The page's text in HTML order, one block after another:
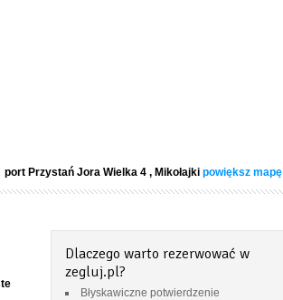
port Przystań Jora Wielka 4 , Mikołajki powiększ mapę
Dlaczego warto rezerwować w
zegluj.pl?
Błyskawiczne potwierdzenie